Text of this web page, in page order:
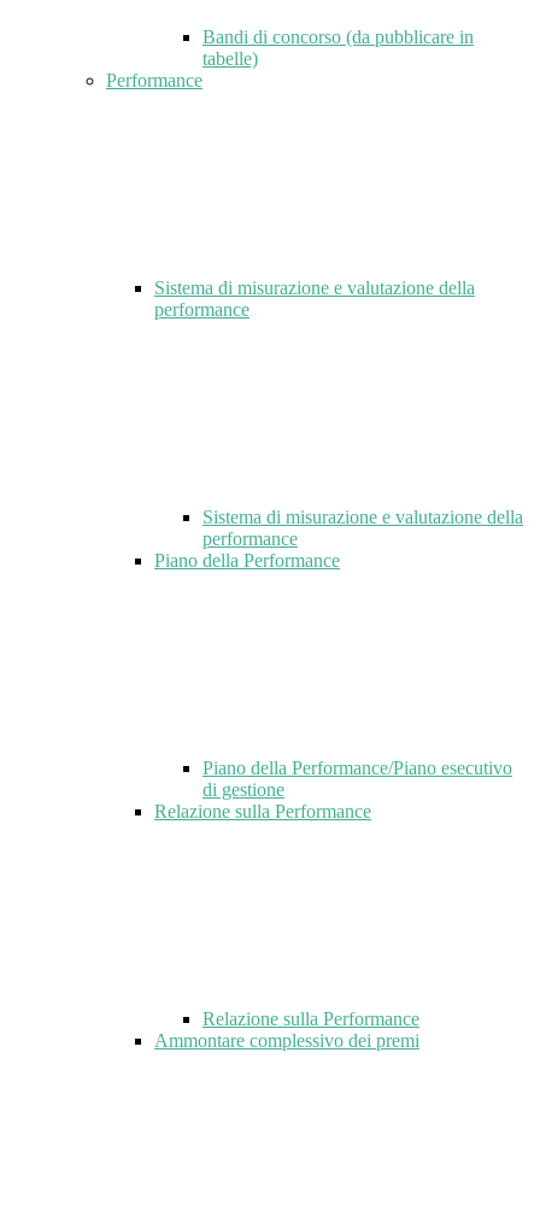
Bandi di concorso (da pubblicare in
tabelle)
Performance
Sistema di misurazione e valutazione della
performance
Sistema di misurazione e valutazione della
performance
Piano della Performance
Piano della Performance/Piano esecutivo
di gestione
Relazione sulla Performance
Relazione sulla Performance
Ammontare complessivo dei premi